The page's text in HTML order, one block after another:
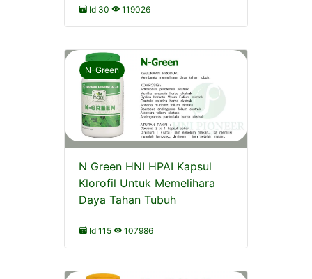
Id 30 119026
N-Green
N Green HNI HPAI Kapsul
Klorofil Untuk Memelihara
Daya Tahan Tubuh
Id 115 107986